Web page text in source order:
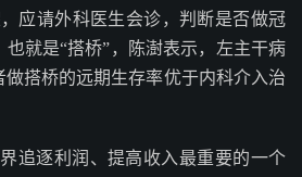
应请外科医生会诊，判断是否做冠
就是“搭桥”，陈澍表示，左主干病
搭桥的远期生存率优于内科介入治
追逐利润、提高收入最重要的一个